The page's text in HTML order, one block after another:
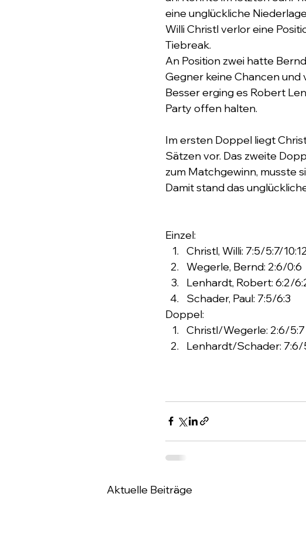
eine unglückliche
Willi Christl verlor eine
Tiebreak.
An Position zwei hatte
Gegner keine Chancen und
Besser erging es Robert
Party offen halten.
Im ersten Doppel liegt
Sätzen vor. Das zweite
zum Matchgewinn, musste
Damit stand das
Einzel:
Christl, Willi: 7:5/5:7/10:12
Wegerle, Bernd: 2:6/0:6
Lenhardt, Robert: 6:2/
Schader, Paul: 7:5/6:3
Doppel:
Christl/Wegerle: 2:6/5:7
Lenhardt/Schader: 7:6/
Aktuelle Beiträge